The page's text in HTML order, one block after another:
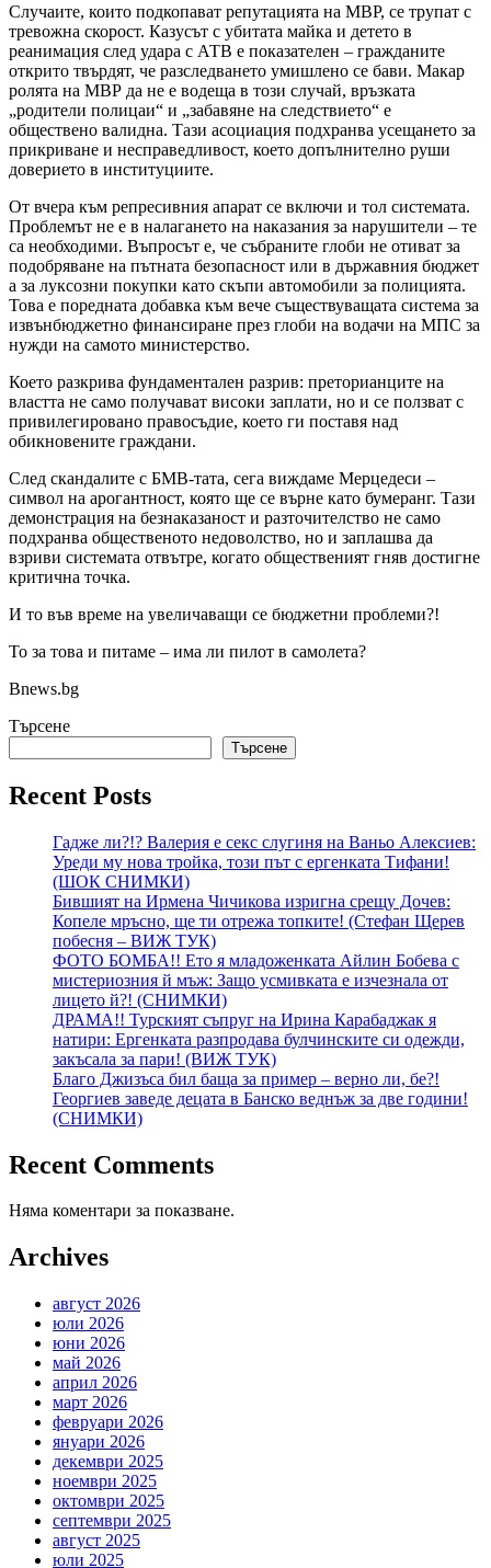
Случаите, които подкопават репутацията на МВР, се трупат с
тревожна скорост. Казусът с убитата майка и детето в
реанимация след удара с АТВ е показателен – гражданите
открито твърдят, че разследването умишлено се бави. Макар
ролята на МВР да не е водеща в този случай, връзката
„родители полицаи“ и „забавяне на следствието“ е
обществено валидна. Тази асоциация подхранва усещането за
прикриване и несправедливост, което допълнително руши
доверието в институциите.
От вчера към репресивния апарат се включи и тол системата.
Проблемът не е в налагането на наказания за нарушители – те
са необходими. Въпросът е, че събраните глоби не отиват за
подобряване на пътната безопасност или в държавния бюджет
а за луксозни покупки като скъпи автомобили за полицията.
Това е поредната добавка към вече съществуващата система за
извънбюджетно финансиране през глоби на водачи на МПС за
нужди на самото министерство.
Което разкрива фундаментален разрив: преторианците на
властта не само получават високи заплати, но и се ползват с
привилегировано правосъдие, което ги поставя над
обикновените граждани.
След скандалите с БМВ-тата, сега виждаме Мерцедеси –
символ на арогантност, която ще се върне като бумеранг. Тази
демонстрация на безнаказаност и разточителство не само
подхранва общественото недоволство, но и заплашва да
взриви системата отвътре, когато общественият гняв достигне
критична точка.
И то във време на увеличаващи се бюджетни проблеми?!
То за това и питаме – има ли пилот в самолета?
Bnews.bg
Търсене
Търсене
Recent Posts
Гадже ли?!? Валерия е секс слугиня на Ваньо Алексиев:
Уреди му нова тройка, този път с ергенката Тифани!
(ШОК СНИМКИ)
Бившият на Ирмена Чичикова изригна срещу Дочев:
Копеле мръсно, ще ти отрежа топките! (Стефан Щерев
побесня – ВИЖ ТУК)
ФОТО БОМБА!! Ето я младоженката Айлин Бобева с
мистериозния й мъж: Защо усмивката е изчезнала от
лицето й?! (СНИМКИ)
ДРАМА!! Турският съпруг на Ирина Карабаджак я
натири: Ергенката разпродава булчинските си одежди,
закъсала за пари! (ВИЖ ТУК)
Благо Джизъса бил баща за пример – верно ли, бе?!
Георгиев заведе децата в Банско веднъж за две години!
(СНИМКИ)
Recent Comments
Няма коментари за показване.
Archives
август 2026
юли 2026
юни 2026
май 2026
април 2026
март 2026
февруари 2026
януари 2026
декември 2025
ноември 2025
октомври 2025
септември 2025
август 2025
юли 2025